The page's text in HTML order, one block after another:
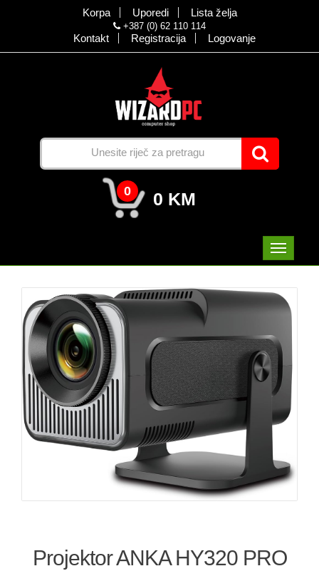
Korpa Uporedi Lista želja
+387 (0) 62 110 114
Kontakt Registracija Logovanje
0 0 KM
Projektor ANKA HY320 PRO